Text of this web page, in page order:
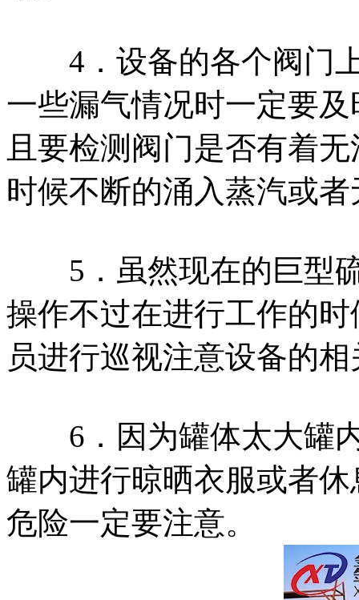
4．设备的各个阀门上
一些漏气情况时一定要
且要检测阀门是否有着
时候不断的涌入蒸汽或
5．虽然现在的巨型硫
操作不过在进行工作的
员进行巡视注意设备的
6．因为罐体太大罐内
罐内进行晾晒衣服或者
危险一定要注意。